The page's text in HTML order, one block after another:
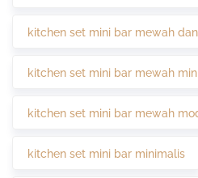
kitchen set mini bar mewah
kitchen set mini bar mewah
kitchen set mini bar mewah
kitchen set mini bar minimalis